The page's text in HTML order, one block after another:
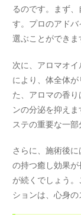
るのです。まず
す。プロのアド
選ぶことができま
次に、アロマオ
により、体全体
た、アロマの香
ンの分泌を抑え
ステの重要な一部
さらに、施術後
の持つ癒し効果
が続くでしょう
ションは、心身の